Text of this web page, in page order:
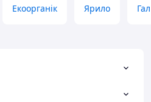
Екоорганік Ярило